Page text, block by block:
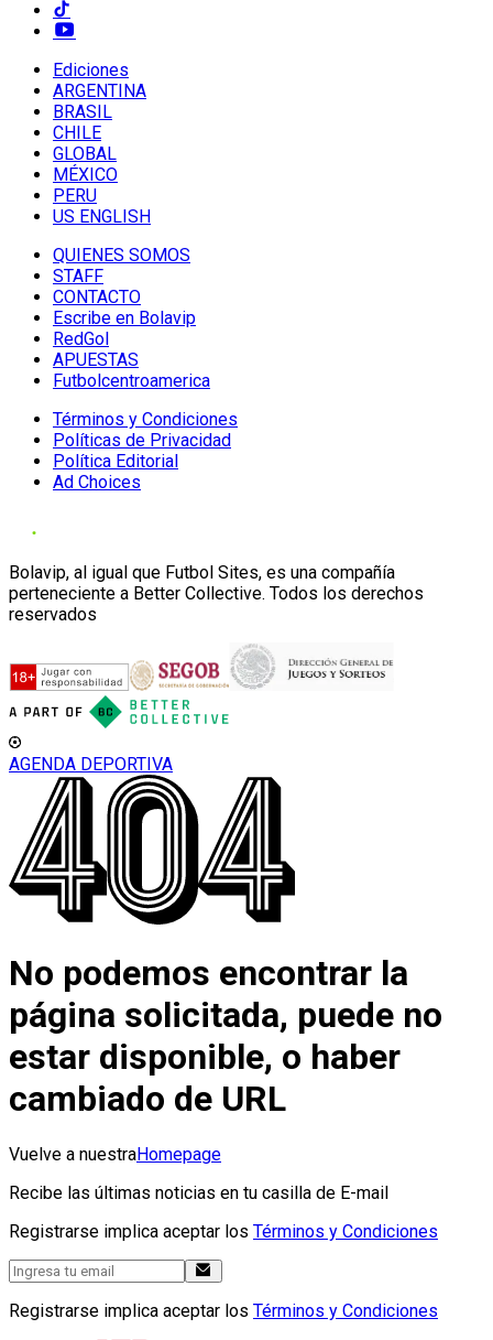
Ediciones
ARGENTINA
BRASIL
CHILE
GLOBAL
MÉXICO
PERU
US ENGLISH
QUIENES SOMOS
STAFF
CONTACTO
Escribe en Bolavip
RedGol
APUESTAS
Futbolcentroamerica
Términos y Condiciones
Políticas de Privacidad
Política Editorial
Ad Choices
Bolavip, al igual que Futbol Sites, es una compañía
perteneciente a Better Collective. Todos los derechos
reservados
AGENDA DEPORTIVA
No podemos encontrar la
página solicitada, puede no
estar disponible, o haber
cambiado de URL
Vuelve a nuestraHomepage
Recibe las últimas noticias en tu casilla de E-mail
Registrarse implica aceptar los Términos y Condiciones
Registrarse implica aceptar los Términos y Condiciones